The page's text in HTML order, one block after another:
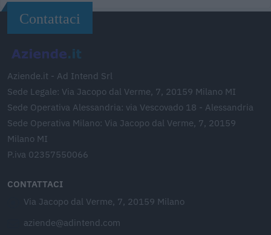
Contattaci
Aziende.it - Ad Intend Srl
Sede Legale: Via Jacopo dal Verme, 7, 20159 Milano MI
Sede Operativa Alessandria: via Vescovado 18 - Alessandria
Sede Operativa Milano: Via Jacopo dal Verme, 7, 20159
Milano MI
P.iva 02357550066
CONTATTACI
Via Jacopo dal Verme, 7, 20159 Milano
aziende@adintend.com